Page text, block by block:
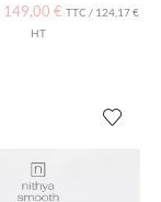
149,00 € TTC / 124,17€
HT